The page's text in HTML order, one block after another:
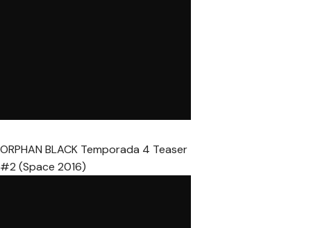
ORPHAN BLACK Temporada 4 Teaser
#2 (Space 2016)